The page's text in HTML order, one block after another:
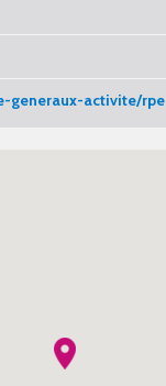
generaux-activite/rpe